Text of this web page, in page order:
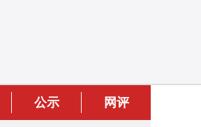
公示 网评